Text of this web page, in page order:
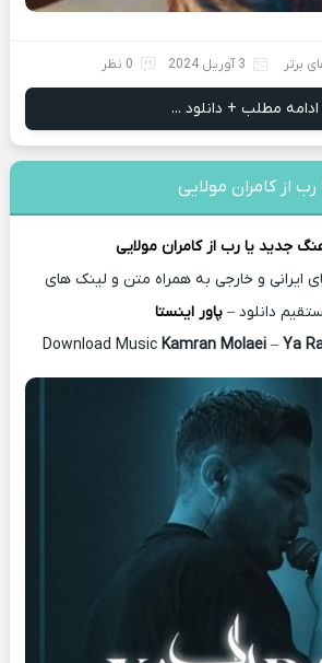
برتر 3 آوریل 2024 0 نظر
ادامه مطلب + دانلود ...
از کامران مولایی
جدید یا رب ازکامران مولایی
ایرانی و خارجی به همراه متن و لینک های
دانلود – پاور اینستا
Kamran Molaei – Ya